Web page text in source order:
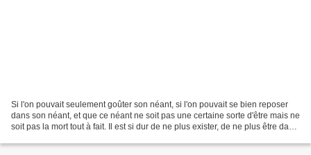
Si l'on pouvait seulement goûter son néant, si l'on pouvait se bien reposer
dans son néant, et que ce néant ne soit pas une certaine sorte d'être mais ne
soit pas la mort tout à fait. Il est si dur de ne plus exister, de ne plus être dans